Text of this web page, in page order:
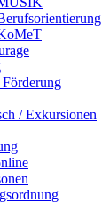
/ Exkursionen